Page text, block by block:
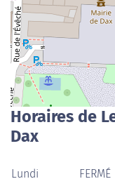
Horaires de
Dax
Lundi
FERMÉ